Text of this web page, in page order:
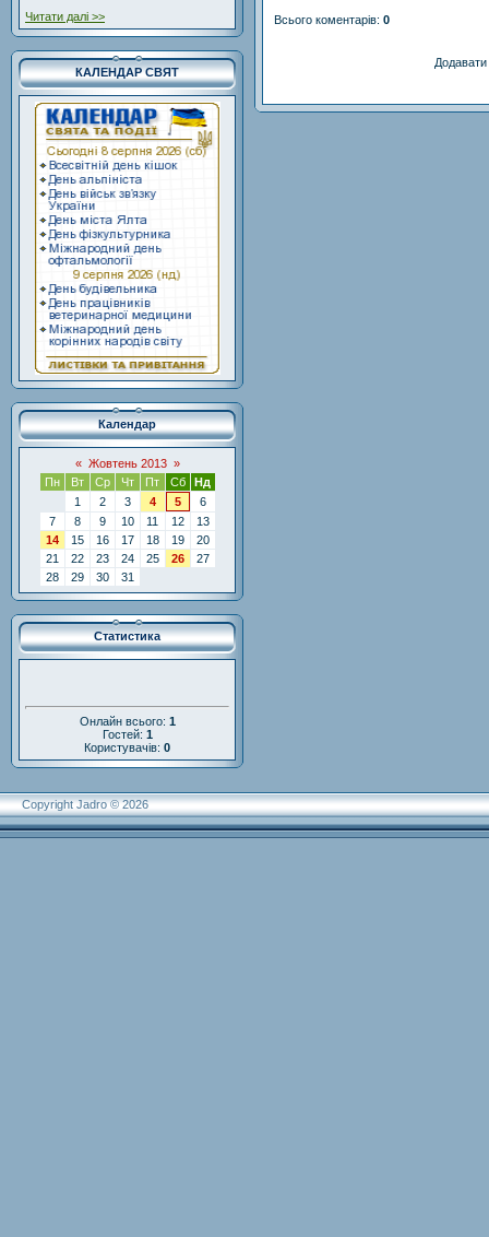
Читати далі >>
КАЛЕНДАР СВЯТ
Календар
« Жовтень 2013 »
Пн
Вт Ср Чт Пт Сб
Нд
1
2 3 4 5
6
7
8 9 10 11 12
13
14
15 16 17 18 19
20
21
22 23 24 25 26
27
28
29 30 31
Статистика
Онлайн всього: 1
Гостей: 1
Користувачів: 0
Всього коментарів: 0
Додавати
Copyright Jadro © 2026